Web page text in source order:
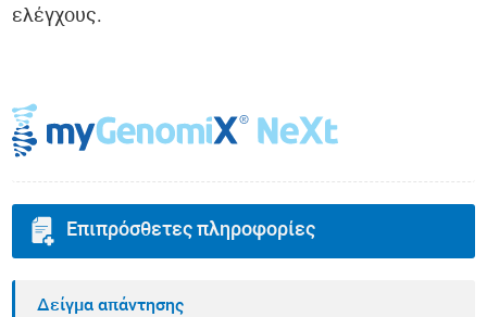
ελέγχους.
Επιπρόσθετες πληροφορίες
Δείγμα απάντησης